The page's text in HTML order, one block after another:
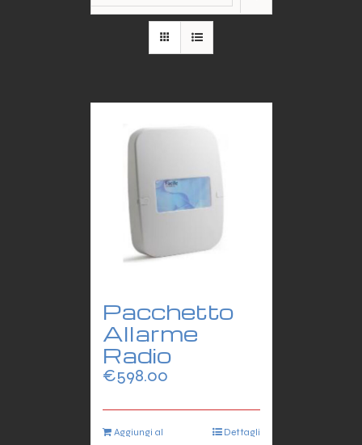
Pacchetto
Allarme
Radio
€598.00
Aggiungi al
Dettagli